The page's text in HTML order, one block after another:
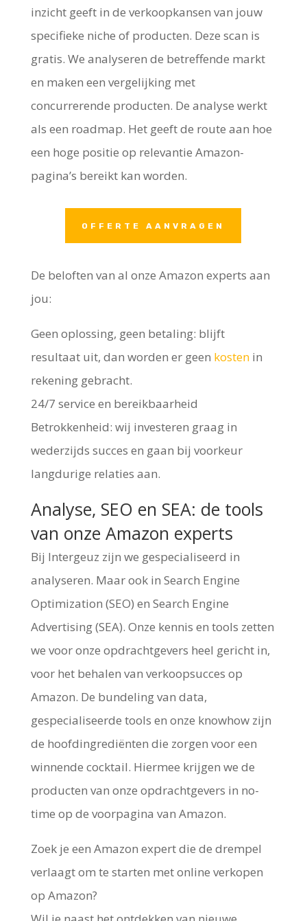
inzicht geeft in de verkoopkansen van jouw
specifieke niche of producten. Deze scan is
gratis. We analyseren de betreffende markt
en maken een vergelijking met
concurrerende producten. De analyse werkt
als een roadmap. Het geeft de route aan hoe
een hoge positie op relevantie Amazon-
pagina’s bereikt kan worden.
OFFERTE AANVRAGEN
De beloften van al onze Amazon experts aan
jou:
Geen oplossing, geen betaling: blijft
resultaat uit, dan worden er geen kostenin
rekening gebracht.
24/7 service en bereikbaarheid
Betrokkenheid: wij investeren graag in
wederzijds succes en gaan bij voorkeur
langdurige relaties aan.
Analyse, SEO en SEA: de tools
van onze Amazon experts
Bij Intergeuz zijn we gespecialiseerd in
analyseren. Maar ook in Search Engine
Optimization (SEO) en Search Engine
Advertising (SEA). Onze kennis en tools zetten
we voor onze opdrachtgevers heel gericht in,
voor het behalen van verkoopsucces op
Amazon. De bundeling van data,
gespecialiseerde tools en onze knowhow zijn
de hoofdingrediënten die zorgen voor een
winnende cocktail. Hiermee krijgen we de
producten van onze opdrachtgevers in no-
time op de voorpagina van Amazon.
Zoek je een Amazon expert die de drempel
verlaagt om te starten met online verkopen
op Amazon?